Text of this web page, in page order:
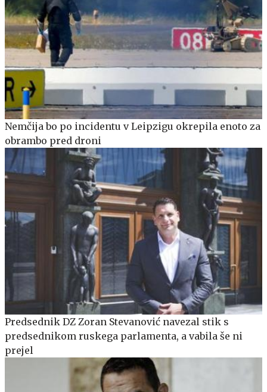
Nemčija bo po incidentu v Leipzigu okrepila enoto za
obrambo pred droni
Predsednik DZ Zoran Stevanović navezal stik s
predsednikom ruskega parlamenta, a vabila še ni
prejel